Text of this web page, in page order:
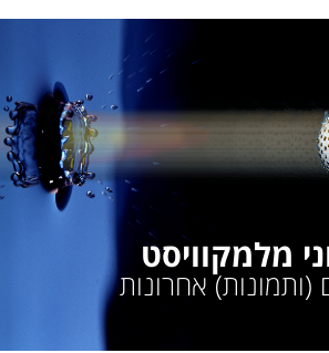
מלמקוויסט
(ותמונות) אחרונות